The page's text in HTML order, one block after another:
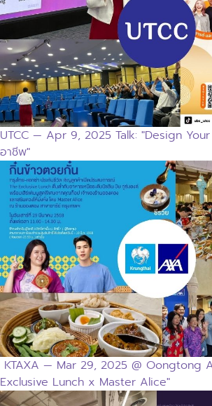
UTCC — Apr 9, 2025 Talk: "Design
อาชีพ"
KTAXA — Mar 29, 2025 @ Oongtong
Exclusive Lunch x Master Alice"